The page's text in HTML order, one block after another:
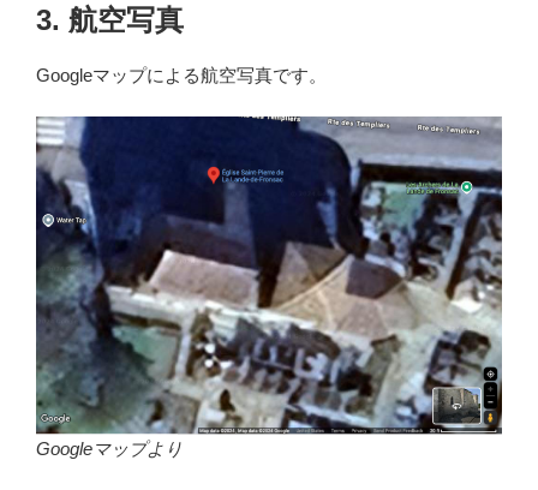
3. 航空写真
Googleマップによる航空写真です。
Googleマップより